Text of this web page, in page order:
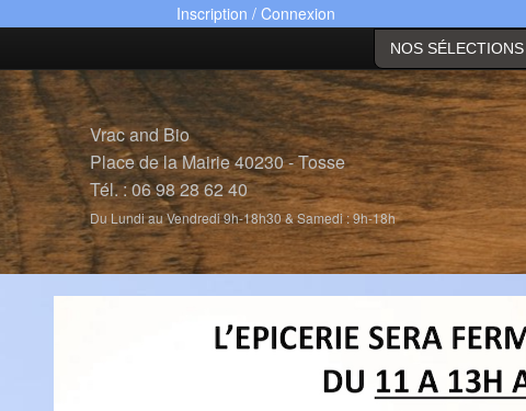
Vrac and Bio
Place de la Mairie 40230 - Tosse
Tél. : 06 98 28 62 40
Du Lundi au Vendredi 9h-18h30 & Samedi : 9h-18h
Inscription / Connexion
NOS SÉLECTIONS